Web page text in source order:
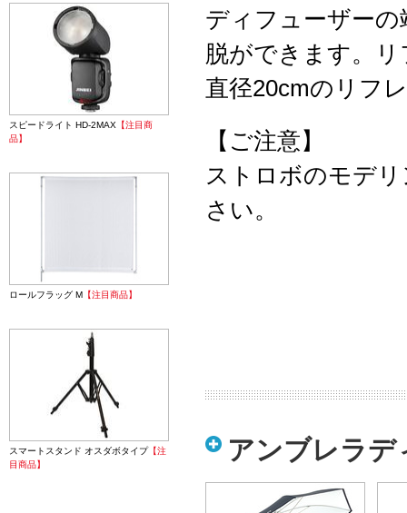
ディフューザー
脱ができます。
直径20cmのリフ
【ご注意】
ストロボのモデ
さい。
アンブレラデ
スピードライト HD-2MAX 【注目商
品】
ロールフラッグ M 【注目商品】
スマートスタンド オスダボタイプ【注
目商品】